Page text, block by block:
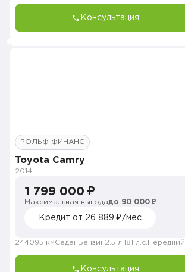
Консультация
РОЛЬФ ФИНАНС
Toyota Camry
2014
1 799 000 ₽
Максимальная выгодадо 90 000 ₽
Кредит от 26 889 ₽/мес
244095 кмСедан Бензин2.5 л. 181 л.с. Передний
Консультация